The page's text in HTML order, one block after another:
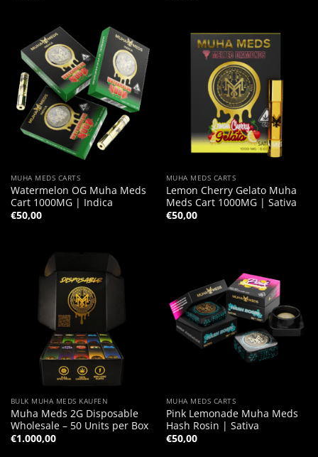
MUHA MEDS CARTS
Watermelon OG Muha Meds
Cart 1000MG | Indica
€50,00
MUHA MEDS CARTS
Lemon Cherry Gelato Muha
Meds Cart 1000MG | Sativa
€50,00
BULK MUHA MEDS KAUFEN
Muha Meds 2G Disposable
Wholesale – 50 Units per Box
€1.000,00
MUHA MEDS CARTS
Pink Lemonade Muha Meds
Hash Rosin | Sativa
€50,00